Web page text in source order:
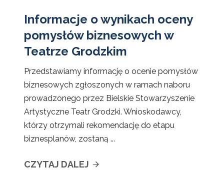
Informacje o wynikach oceny
pomysłów biznesowych w
Teatrze Grodzkim
Przedstawiamy informację o ocenie pomysłów
biznesowych zgłoszonych w ramach naboru
prowadzonego przez Bielskie Stowarzyszenie
Artystyczne Teatr Grodzki. Wnioskodawcy,
którzy otrzymali rekomendację do etapu
biznesplanów, zostaną ...
CZYTAJ DALEJ